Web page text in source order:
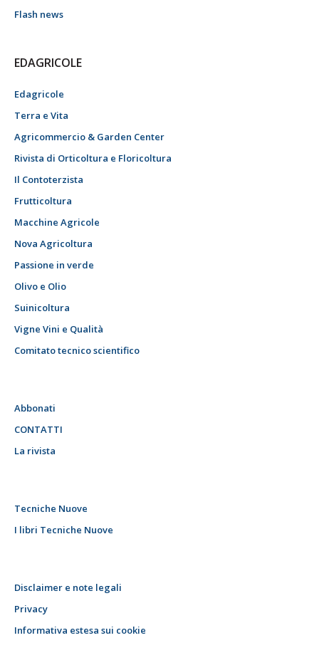
Flash news
EDAGRICOLE
Edagricole
Terra e Vita
Agricommercio & Garden Center
Rivista di Orticoltura e Floricoltura
Il Contoterzista
Frutticoltura
Macchine Agricole
Nova Agricoltura
Passione in verde
Olivo e Olio
Suinicoltura
Vigne Vini e Qualità
Comitato tecnico scientifico
Abbonati
CONTATTI
La rivista
Tecniche Nuove
I libri Tecniche Nuove
Disclaimer e note legali
Privacy
Informativa estesa sui cookie